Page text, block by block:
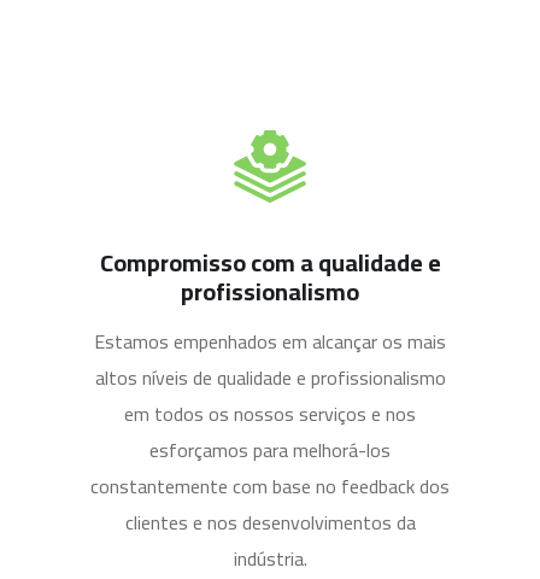
Compromisso com a qualidade e
profissionalismo
Estamos empenhados em alcançar os mais
altos níveis de qualidade e profissionalismo
em todos os nossos serviços e nos
esforçamos para melhorá-los
constantemente com base no feedback dos
clientes e nos desenvolvimentos da
indústria.